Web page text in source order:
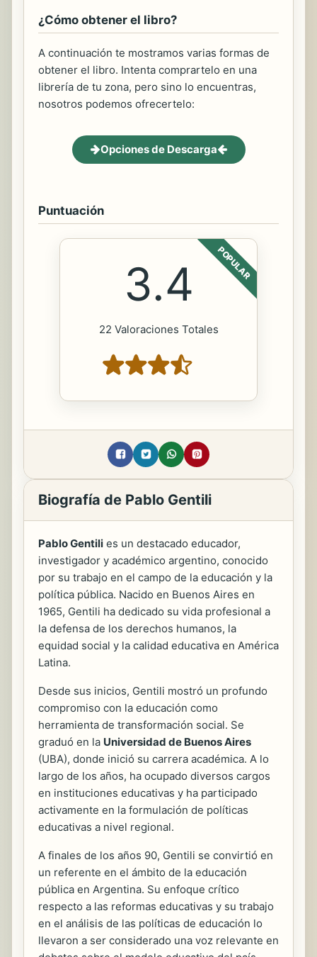
¿Cómo obtener el libro?
A continuación te mostramos varias formas de
obtener el libro. Intenta comprartelo en una
librería de tu zona, pero sino lo encuentras,
nosotros podemos ofrecertelo:
Opciones de Descarga
Puntuación
POPULAR
3.4
22 Valoraciones Totales
Biografía de Pablo Gentili
Pablo Gentili es un destacado educador,
investigador y académico argentino, conocido
por su trabajo en el campo de la educación y la
política pública. Nacido en Buenos Aires en
1965, Gentili ha dedicado su vida profesional a
la defensa de los derechos humanos, la
equidad social y la calidad educativa en América
Latina.
Desde sus inicios, Gentili mostró un profundo
compromiso con la educación como
herramienta de transformación social. Se
graduó en la Universidad de Buenos Aires
(UBA), donde inició su carrera académica. A lo
largo de los años, ha ocupado diversos cargos
en instituciones educativas y ha participado
activamente en la formulación de políticas
educativas a nivel regional.
A finales de los años 90, Gentili se convirtió en
un referente en el ámbito de la educación
pública en Argentina. Su enfoque crítico
respecto a las reformas educativas y su trabajo
en el análisis de las políticas de educación lo
llevaron a ser considerado una voz relevante en